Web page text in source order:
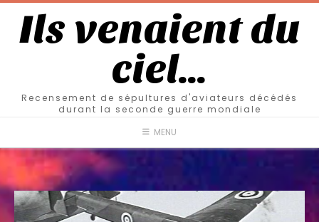
Ils venaient du
ciel…
Recensement de sépultures d'aviateurs décédés
durant la seconde guerre mondiale
MENU